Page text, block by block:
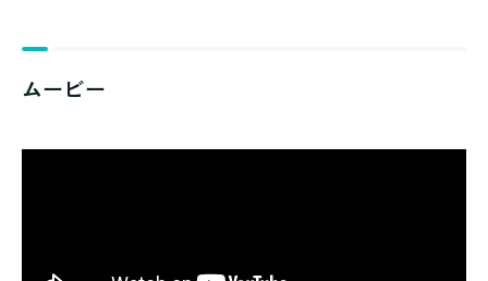
ムービー